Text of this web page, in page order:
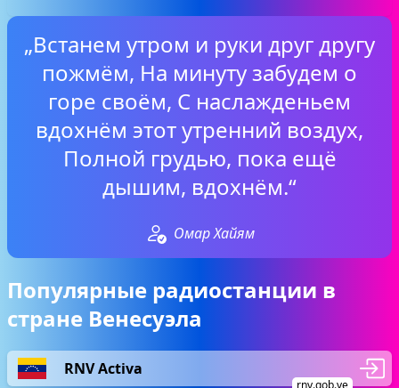
„Встанем утром и руки друг другу
пожмём, На минуту забудем о
горе своём, С наслажденьем
вдохнём этот утренний воздух,
Полной грудью, пока ещё
дышим, вдохнём.“
Омар Хайям
Популярные радиостанции в
стране Венесуэла
RNV Activa
rnv.gob.ve